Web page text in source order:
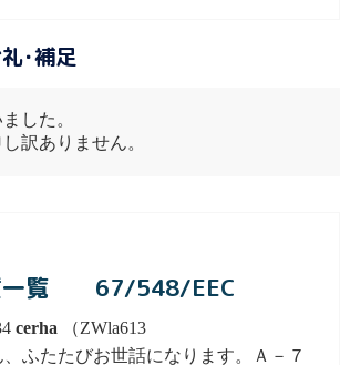
･補足
した。
訳ありません。
一覧 67/548/EEC
cerha （ZWla613
ふたたびお世話になります。Ａ－７